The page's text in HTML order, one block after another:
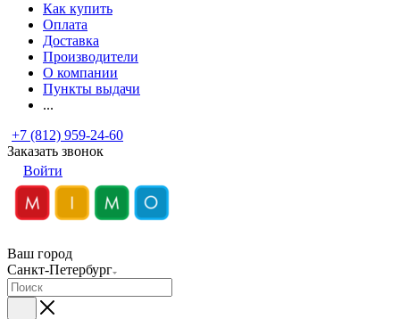
Как купить
Оплата
Доставка
Производители
О компании
Пункты выдачи
...
+7 (812) 959-24-60
Заказать звонок
Войти
Ваш город
Санкт-Петербург